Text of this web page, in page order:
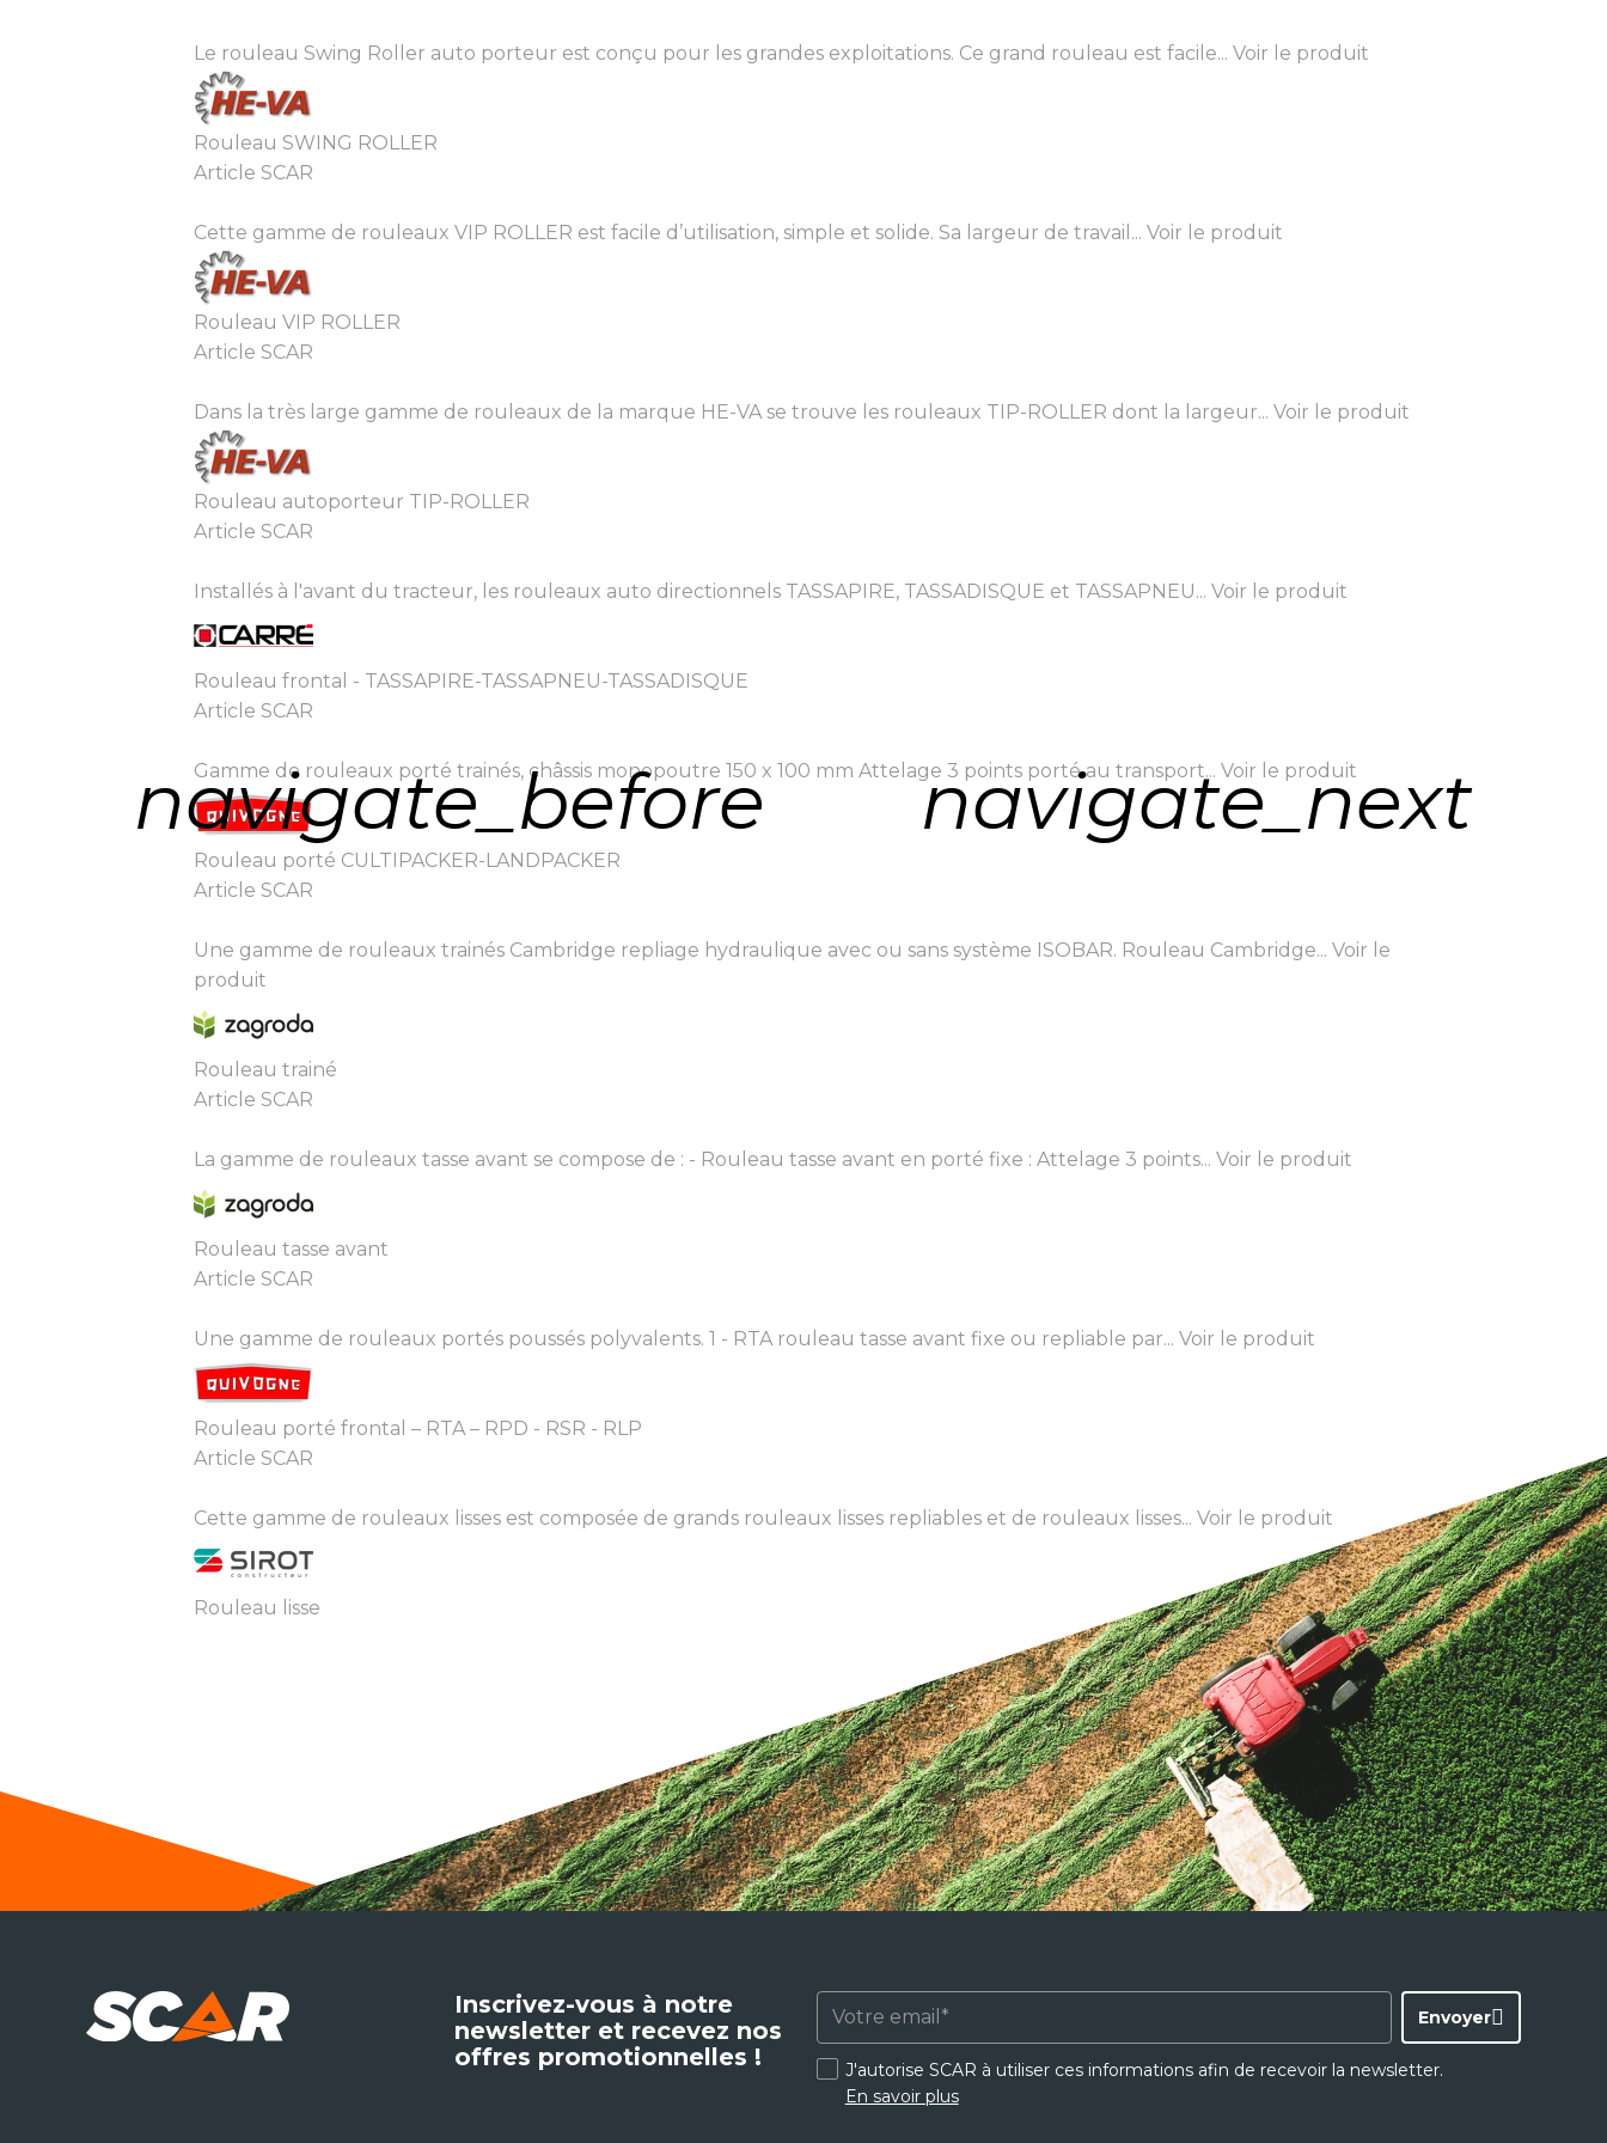
navigate_before
Le rouleau Swing Roller auto porteur est conçu pour les grandes exploitations. Ce grand rouleau est facile... Voir le produit
Rouleau SWING ROLLER
Article SCAR
Cette gamme de rouleaux VIP ROLLER est facile d’utilisation, simple et solide. Sa largeur de travail... Voir le produit
Rouleau VIP ROLLER
Article SCAR
Dans la très large gamme de rouleaux de la marque HE-VA se trouve les rouleaux TIP-ROLLER dont la largeur... Voir le produit
Rouleau autoporteur TIP-ROLLER
Article SCAR
Installés à l'avant du tracteur, les rouleaux auto directionnels TASSAPIRE, TASSADISQUE et TASSAPNEU... Voir le produit
Rouleau frontal - TASSAPIRE-TASSAPNEU-TASSADISQUE
Article SCAR
Gamme de rouleaux porté trainés, châssis monopoutre 150 x 100 mm Attelage 3 points porté au transport... Voir le produit
Rouleau porté CULTIPACKER-LANDPACKER
Article SCAR
Une gamme de rouleaux trainés Cambridge repliage hydraulique avec ou sans système ISOBAR. Rouleau Cambridge... Voir le
produit
Rouleau trainé
Article SCAR
La gamme de rouleaux tasse avant se compose de : - Rouleau tasse avant en porté fixe : Attelage 3 points... Voir le produit
Rouleau tasse avant
Article SCAR
Une gamme de rouleaux portés poussés polyvalents. 1 - RTA rouleau tasse avant fixe ou repliable par... Voir le produit
Rouleau porté frontal – RTA – RPD - RSR - RLP
Article SCAR
Cette gamme de rouleaux lisses est composée de grands rouleaux lisses repliables et de rouleaux lisses... Voir le produit
Rouleau lisse
navigate_next
Inscrivez-vous à notre
newsletter et recevez nos
offres promotionnelles !
J'autorise SCAR à utiliser ces informations afin de recevoir la newsletter.
En savoir plus
Envoyer